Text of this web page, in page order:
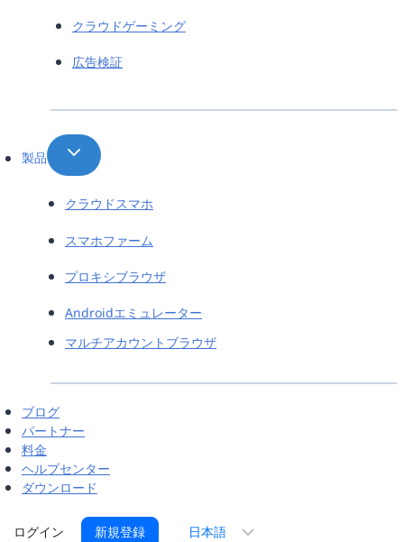
クラウドゲーミング
広告検証
製品
クラウドスマホ
スマホファーム
プロキシブラウザ
Androidエミュレーター
マルチアカウントブラウザ
ブログ
パートナー
料金
ヘルプセンター
ダウンロード
ログイン 新規登録